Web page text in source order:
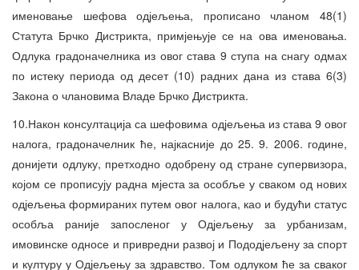
именовање шефова одјељења, прописано чланом 48(1)
Статута Брчко Дистрикта, примјењује се на ова именовања.
Одлука градоначелника из овог става 9 ступа на снагу одмах
по истеку периода од десет (10) радних дана из става 6(3)
Закона о члановима Владе Брчко Дистрикта.
10.Након консултација са шефовима одјељења из става 9 овог
налога, градоначелник ће, најкасније до 25. 9. 2006. године,
донијети одлуку, претходно одобрену од стране супервизора,
којом се прописују радна мјеста за особље у сваком од нових
одјељења формираних путем овог налога, као и будући статус
особља раније запосленог у Одјељењу за урбанизам,
имовинске односе и привредни развој и Пододјељену за спорт
и културу у Одјељењу за здравство. Том одлуком ће за сваког